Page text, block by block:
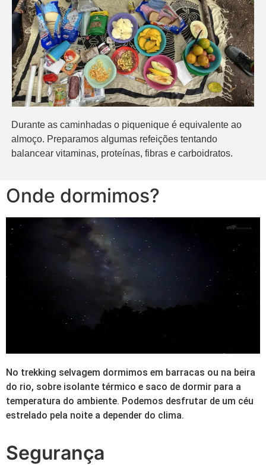
Durante as caminhadas o piquenique é equivalente ao
almoço. Preparamos algumas refeições tentando
balancear vitaminas, proteínas, fibras e carboidratos.
Onde dormimos?
No trekking selvagem dormimos em barracas ou na beira
do rio, sobre isolante térmico e saco de dormir para a
temperatura do ambiente. Podemos desfrutar de um céu
estrelado pela noite a depender do clima.
Segurança